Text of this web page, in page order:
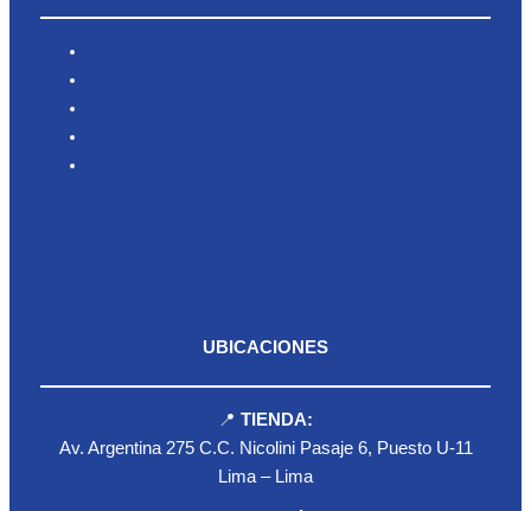
UBICACIONES
📍 TIENDA:
Av. Argentina 275 C.C. Nicolini Pasaje 6, Puesto U-11
Lima – Lima